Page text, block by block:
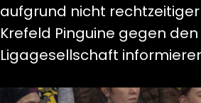
aufgrund nicht
Krefeld Pinguine gegen
Ligagesellschaft